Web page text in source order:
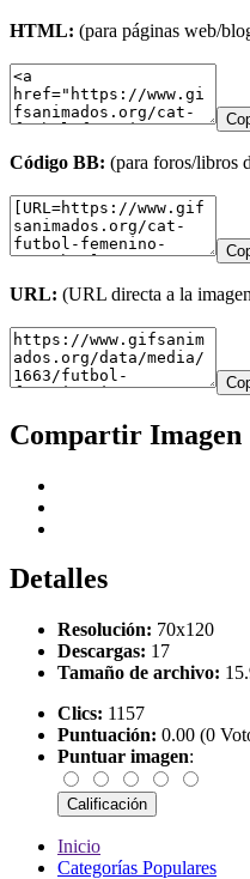
HTML: (para páginas web/
Código BB: (para foros/libros
URL: (URL directa a la
Compartir Imagen
Detalles
Resolución: 70x120
Descargas: 17
Tamaño de archivo:
Clics: 1157
Puntuación: 0.00 (0
Puntuar imagen:
Inicio
Categorías Populares